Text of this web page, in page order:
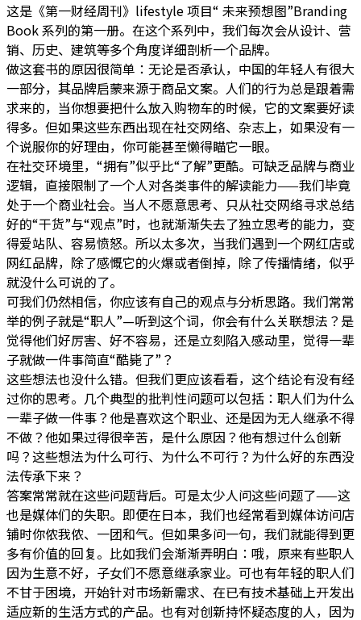
这是《第一财经周刊》lifestyle 项目“ 未来预想图”Branding
Book 系列的第一册。在这个系列中，我们每次会从设计、营
销、历史、建筑等多个角度详细剖析一个品牌。
做这套书的原因很简单：无论是否承认，中国的年轻人有很大
一部分，其品牌启蒙来源于商品文案。人们的行为总是跟着需
求来的，当你想要把什么放入购物车的时候，它的文案要好读
得多。但如果这些东西出现在社交网络、杂志上，如果没有一
个说服你的好理由，你可能甚至懒得瞄它一眼。
在社交环境里，“拥有”似乎比“了解”更酷。可缺乏品牌与商业
逻辑，直接限制了一个人对各类事件的解读能力——我们毕竟
处于一个商业社会。当人不愿意思考、只从社交网络寻求总结
好的“干货”与“观点”时，也就渐渐失去了独立思考的能力，变
得爱站队、容易愤怒。所以太多次，当我们遇到一个网红店或
网红品牌，除了感慨它的火爆或者倒掉，除了传播情绪，似乎
就没什么可说的了。
可我们仍然相信，你应该有自己的观点与分析思路。我们常常
举的例子就是“职人”—听到这个词，你会有什么关联想法？是
觉得他们好厉害、好不容易，还是立刻陷入感动里，觉得一辈
子就做一件事简直“酷毙了”？
这些想法也没什么错。但我们更应该看看，这个结论有没有经
过你的思考。几个典型的批判性问题可以包括：职人们为什么
一辈子做一件事？他是喜欢这个职业、还是因为无人继承不得
不做？他如果过得很辛苦，是什么原因？他有想过什么创新
吗？这些想法为什么可行、为什么不可行？为什么好的东西没
法传承下来？
答案常常就在这些问题背后。可是太少人问这些问题了——这
也是媒体们的失职。即便在日本，我们也经常看到媒体访问店
铺时你侬我侬、一团和气。但如果多问一句，我们就能得到更
多有价值的回复。比如我们会渐渐弄明白：哦，原来有些职人
因为生意不好，子女们不愿意继承家业。可也有年轻的职人们
不甘于困境，开始针对市场新需求、在已有技术基础上开发出
适应新的生活方式的产品。也有对创新持怀疑态度的人，因为